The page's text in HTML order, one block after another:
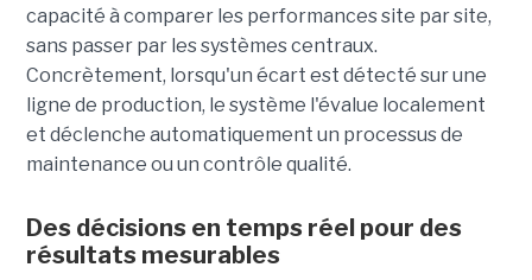
capacité à comparer les performances site par site,
sans passer par les systèmes centraux.
Concrètement, lorsqu'un écart est détecté sur une
ligne de production, le système l'évalue localement
et déclenche automatiquement un processus de
maintenance ou un contrôle qualité.
Des décisions en temps réel pour des
résultats mesurables